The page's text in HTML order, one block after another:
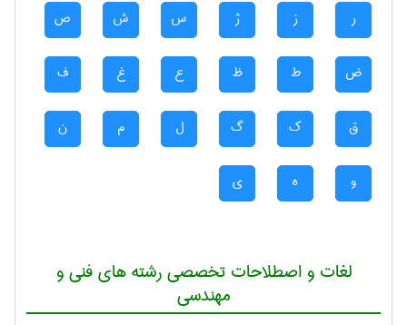
ر ز ژ س ش ص
ض ط ظ ع غ ف
ق ک گ ل م ن
و ه ی
لغات و اصطلاحات تخصصی رشته های فنی و
مهندسی